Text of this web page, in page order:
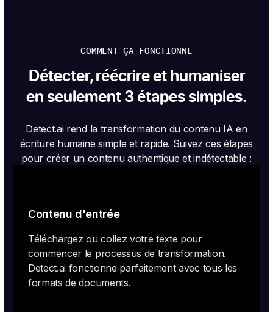
COMMENT ÇA FONCTIONNE
Détecter, réécrire et humaniser
en seulement 3 étapes simples.
Detect.ai rend la transformation du contenu IA en
écriture humaine simple et rapide. Suivez ces étapes
pour créer un contenu authentique et indétectable :
Contenu d'entrée
Téléchargez ou collez votre texte pour
commencer le processus de transformation.
Detect.ai fonctionne parfaitement avec tous les
formats de documents.